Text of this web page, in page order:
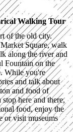
Walking Tour
of the old city.
Square, walk
along the river and
Fountain on the
While you're
and talk about
and food of
here and there,
food, enjoy the
or visit museums